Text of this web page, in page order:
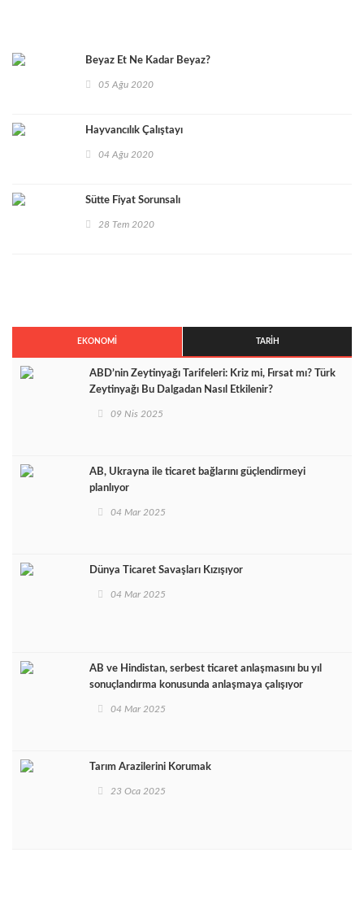
Beyaz Et Ne Kadar Beyaz?
05 Ağu 2020
Hayvancılık Çalıştayı
04 Ağu 2020
Sütte Fiyat Sorunsalı
28 Tem 2020
EKONOMI TARIH
ABD’nin Zeytinyağı Tarifeleri: Kriz mi, Fırsat mı? Türk
Zeytinyağı Bu Dalgadan Nasıl Etkilenir?
09 Nis 2025
AB, Ukrayna ile ticaret bağlarını güçlendirmeyi
planlıyor
04 Mar 2025
Dünya Ticaret Savaşları Kızışıyor
04 Mar 2025
AB ve Hindistan, serbest ticaret anlaşmasını bu yıl
sonuçlandırma konusunda anlaşmaya çalışıyor
04 Mar 2025
Tarım Arazilerini Korumak
23 Oca 2025